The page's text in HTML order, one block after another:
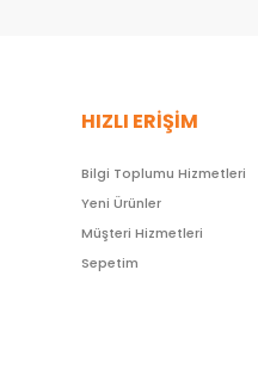
HIZLI ERİŞİM
Bilgi Toplumu Hizmetleri
Yeni Ürünler
Müşteri Hizmetleri
Sepetim